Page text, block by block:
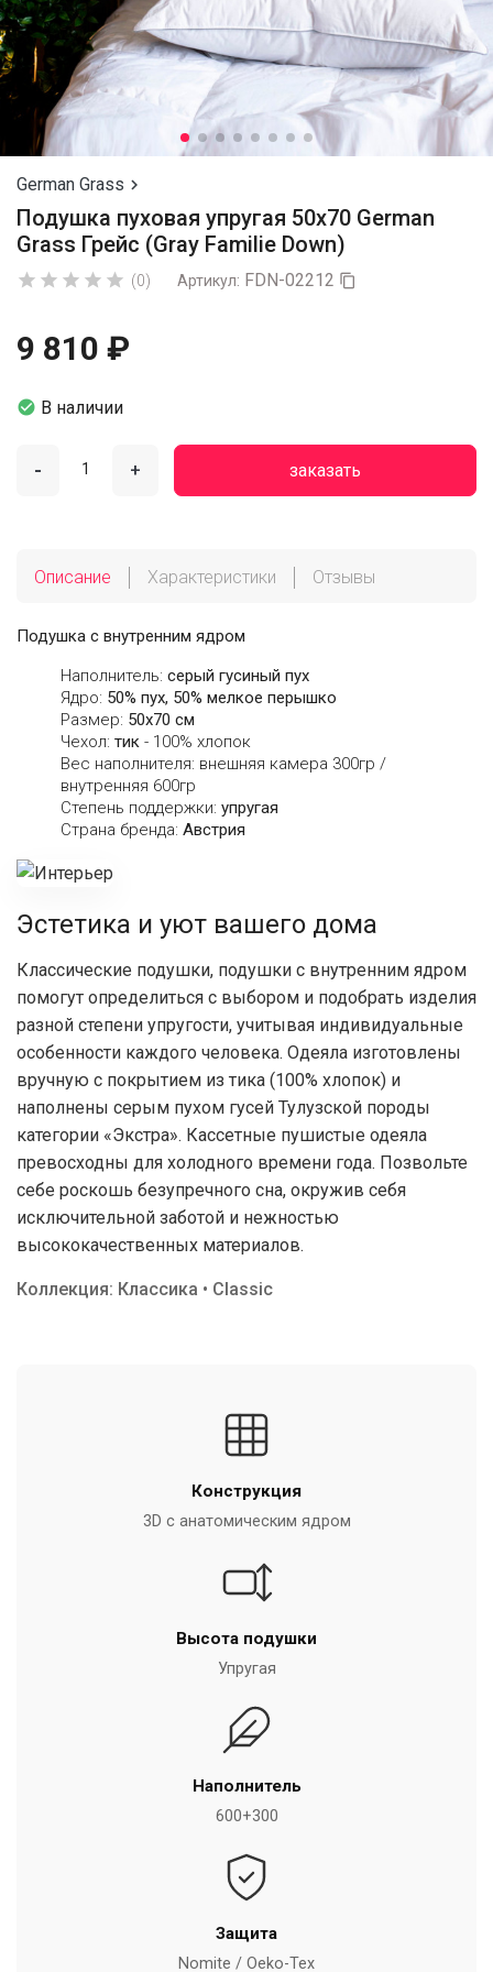
German Grass 
Подушка пуховая упругая 50х70 German
Grass Грейс (Gray Familie Down)
     (0) Артикул: FDN-02212 
9 810 ₽
 В наличии
- + заказать
Описание Характеристики Отзывы
Подушка с внутренним ядром
Наполнитель: серый гусиный пух
Ядро: 50% пух, 50% мелкое перышко
Размер: 50х70 см
Чехол: тик - 100% хлопок
Вес наполнителя: внешняя камера 300гр /
внутренняя 600гр
Степень поддержки: упругая
Страна бренда: Австрия
Эстетика и уют вашего дома
Классические подушки, подушки с внутренним ядром
помогут определиться с выбором и подобрать изделия
разной степени упругости, учитывая индивидуальные
особенности каждого человека. Одеяла изготовлены
вручную с покрытием из тика (100% хлопок) и
наполнены серым пухом гусей Тулузской породы
категории «Экстра». Кассетные пушистые одеяла
превосходны для холодного времени года. Позвольте
себе роскошь безупречного сна, окружив себя
исключительной заботой и нежностью
высококачественных материалов.
Коллекция: Классика • Classic
Конструкция
3D с анатомическим ядром
Высота подушки
Упругая
Наполнитель
600+300
Защита
Nomite / Oeko-Tex